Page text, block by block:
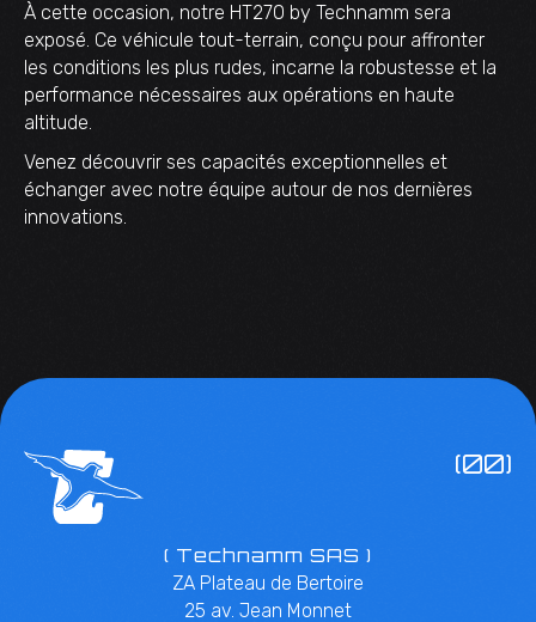
À cette occasion, notre HT270 by Technamm sera
exposé. Ce véhicule tout-terrain, conçu pour affronter
les conditions les plus rudes, incarne la robustesse et la
performance nécessaires aux opérations en haute
altitude.
Venez découvrir ses capacités exceptionnelles et
échanger avec notre équipe autour de nos dernières
innovations.
(00)
( Technamm SAS )
ZA Plateau de Bertoire
25 av. Jean Monnet